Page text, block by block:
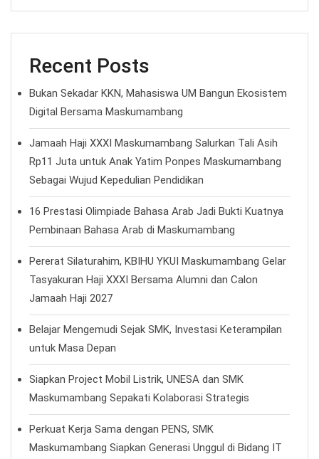
Recent Posts
Bukan Sekadar KKN, Mahasiswa UM Bangun Ekosistem
Digital Bersama Maskumambang
Jamaah Haji XXXI Maskumambang Salurkan Tali Asih
Rp11 Juta untuk Anak Yatim Ponpes Maskumambang
Sebagai Wujud Kepedulian Pendidikan
16 Prestasi Olimpiade Bahasa Arab Jadi Bukti Kuatnya
Pembinaan Bahasa Arab di Maskumambang
Pererat Silaturahim, KBIHU YKUI Maskumambang Gelar
Tasyakuran Haji XXXI Bersama Alumni dan Calon
Jamaah Haji 2027
Belajar Mengemudi Sejak SMK, Investasi Keterampilan
untuk Masa Depan
Siapkan Project Mobil Listrik, UNESA dan SMK
Maskumambang Sepakati Kolaborasi Strategis
Perkuat Kerja Sama dengan PENS, SMK
Maskumambang Siapkan Generasi Unggul di Bidang IT